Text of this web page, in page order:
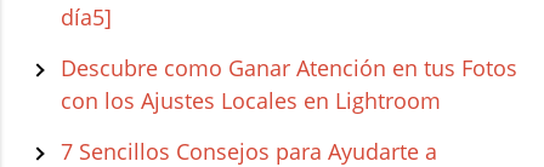
día5]
Descubre como Ganar Atención en tus Fotos
con los Ajustes Locales en Lightroom
7 Sencillos Consejos para Ayudarte a